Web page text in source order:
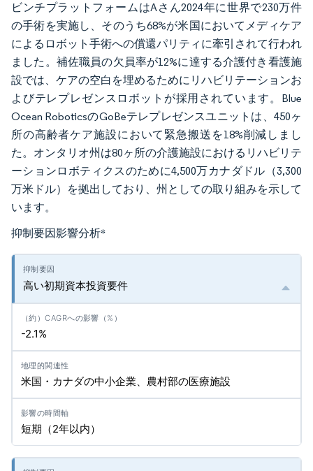
ビンチプラットフォームはAさん2024年に世界で230万件
の手術を実施し、そのうち68%が米国においてメディケア
によるロボット手術への償還パリティに牽引されて行われ
ました。補佐職員の欠員率が12%に達する介護付き看護施
設では、ケアの空白を埋めるためにリハビリテーションお
よびテレプレゼンスロボットが採用されています。Blue
Ocean RoboticsのGoBeテレプレゼンスユニットは、450ヶ
所の高齢者ケア施設において緊急搬送を18%削減しまし
た。オンタリオ州は80ヶ所の介護施設におけるリハビリテ
ーションロボティクスのために4,500万カナダドル（3,300
万米ドル）を拠出しており、州としての取り組みを示して
います。
抑制要因影響分析*
高い初期資本投資要件
-2.1%
米国・カナダの中小企業、農村部の医療施設
短期（2年以内）